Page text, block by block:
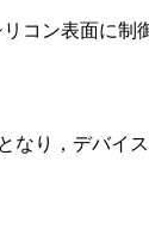
コン表面に制
なり，デバイ